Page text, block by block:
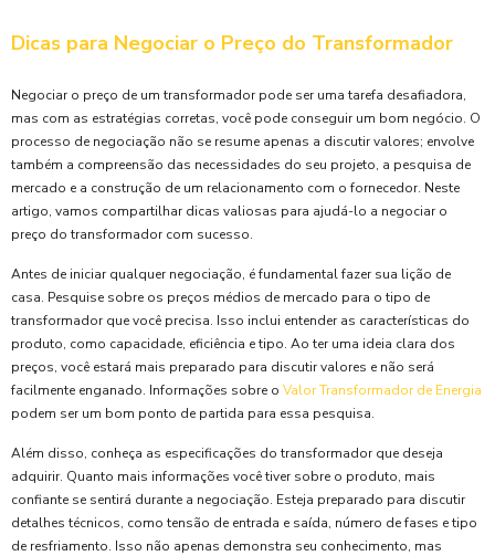
Dicas para Negociar o Preço do Transformador
Negociar o preço de um transformador pode ser uma tarefa desafiadora,
mas com as estratégias corretas, você pode conseguir um bom negócio. O
processo de negociação não se resume apenas a discutir valores; envolve
também a compreensão das necessidades do seu projeto, a pesquisa de
mercado e a construção de um relacionamento com o fornecedor. Neste
artigo, vamos compartilhar dicas valiosas para ajudá-lo a negociar o
preço do transformador com sucesso.
Antes de iniciar qualquer negociação, é fundamental fazer sua lição de
casa. Pesquise sobre os preços médios de mercado para o tipo de
transformador que você precisa. Isso inclui entender as características do
produto, como capacidade, eficiência e tipo. Ao ter uma ideia clara dos
preços, você estará mais preparado para discutir valores e não será
facilmente enganado. Informações sobre o Valor Transformador de Energia
podem ser um bom ponto de partida para essa pesquisa.
Além disso, conheça as especificações do transformador que deseja
adquirir. Quanto mais informações você tiver sobre o produto, mais
confiante se sentirá durante a negociação. Esteja preparado para discutir
detalhes técnicos, como tensão de entrada e saída, número de fases e tipo
de resfriamento. Isso não apenas demonstra seu conhecimento, mas